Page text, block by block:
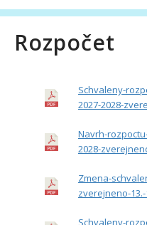
PRO
Rozpočet
Schvaleny-
2027-2028-
Navrh-
2028-
Zmena-
zverejneno-13.-
Schvaleny-